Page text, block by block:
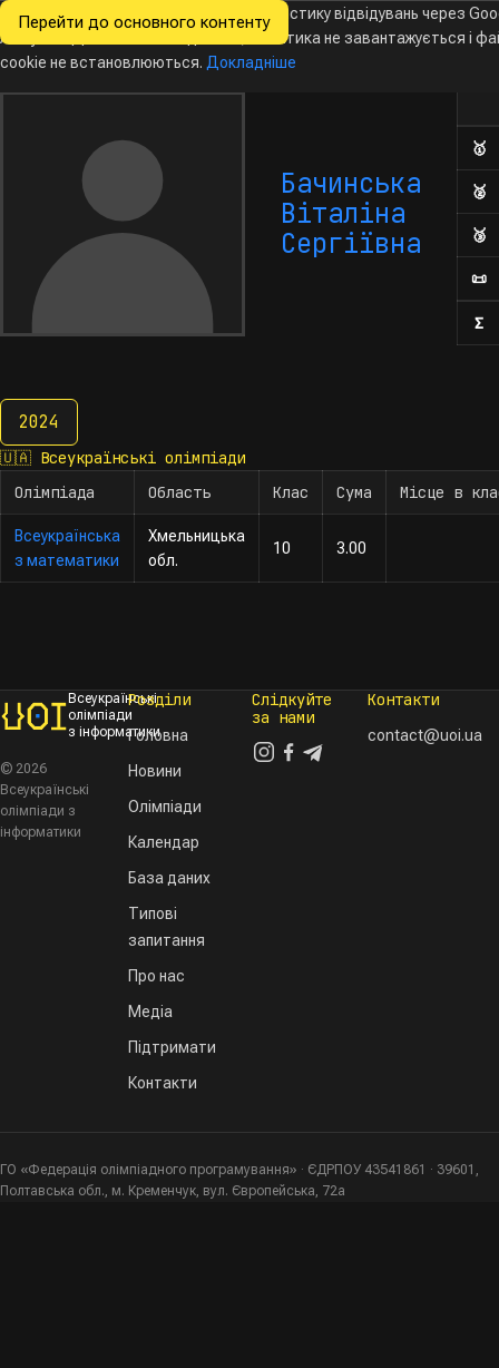
Перейти до основного контенту
Всеукраїнські
з інформатики
НовиниОлімпіадиКалендарБаза даних
Бачинська
Віталіна
Сергіївна
🥇
🥈
🥉
📜
Σ
2024
2024
🇺🇦 Всеукраїнські олімпіади
Олімпіада
Область Клас Сума Місце в
Всеукраїнська
з математики
Хмельницька
обл.
10 3.00
Всеукраїнські
олімпіади
з інформатики
© 2026
Всеукраїнські
олімпіади з
інформатики
Розділи
Головна
Новини
Олімпіади
Календар
База даних
Типові
запитання
Про нас
Медіа
Підтримати
Контакти
Слідкуйте
за нами
Контакти
contact@uoi.ua
ГО «Федерація олімпіадного програмування» · ЄДРПОУ 43541861 · 39601,
Полтавська обл., м. Кременчук, вул. Європейська, 72а
Ми хочемо збирати знеособлену статистику відвідувань через
Analytics. Доки ви не погодитесь, аналітика не завантажується і
cookie не встановлюються. Докладніше